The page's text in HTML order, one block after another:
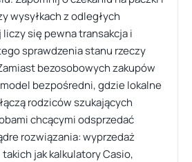
wysyłkach z odległych
się pewna transakcja i
sprawdzenia stanu rzeczy
bezosobowych zakupów
bezpośredni, gdzie lokalne
rodziców szukających
chcącymi odsprzedać
rozwiązania: wyprzedaż
jak kalkulatory Casio,